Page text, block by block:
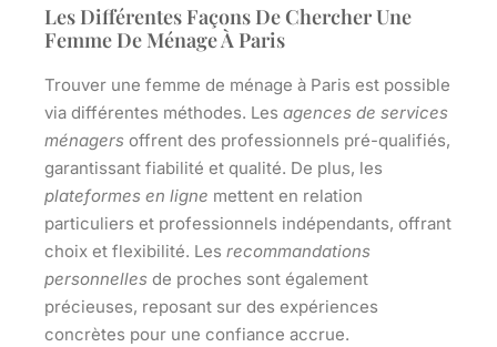
Les Différentes Façons De Chercher Une
Femme De Ménage À Paris
Trouver une femme de ménage à Paris est possible
via différentes méthodes. Les agences de services
ménagers offrent des professionnels pré-qualifiés,
garantissant fiabilité et qualité. De plus, les
plateformes en ligne mettent en relation
particuliers et professionnels indépendants, offrant
choix et flexibilité. Les recommandations
personnelles de proches sont également
précieuses, reposant sur des expériences
concrètes pour une confiance accrue.